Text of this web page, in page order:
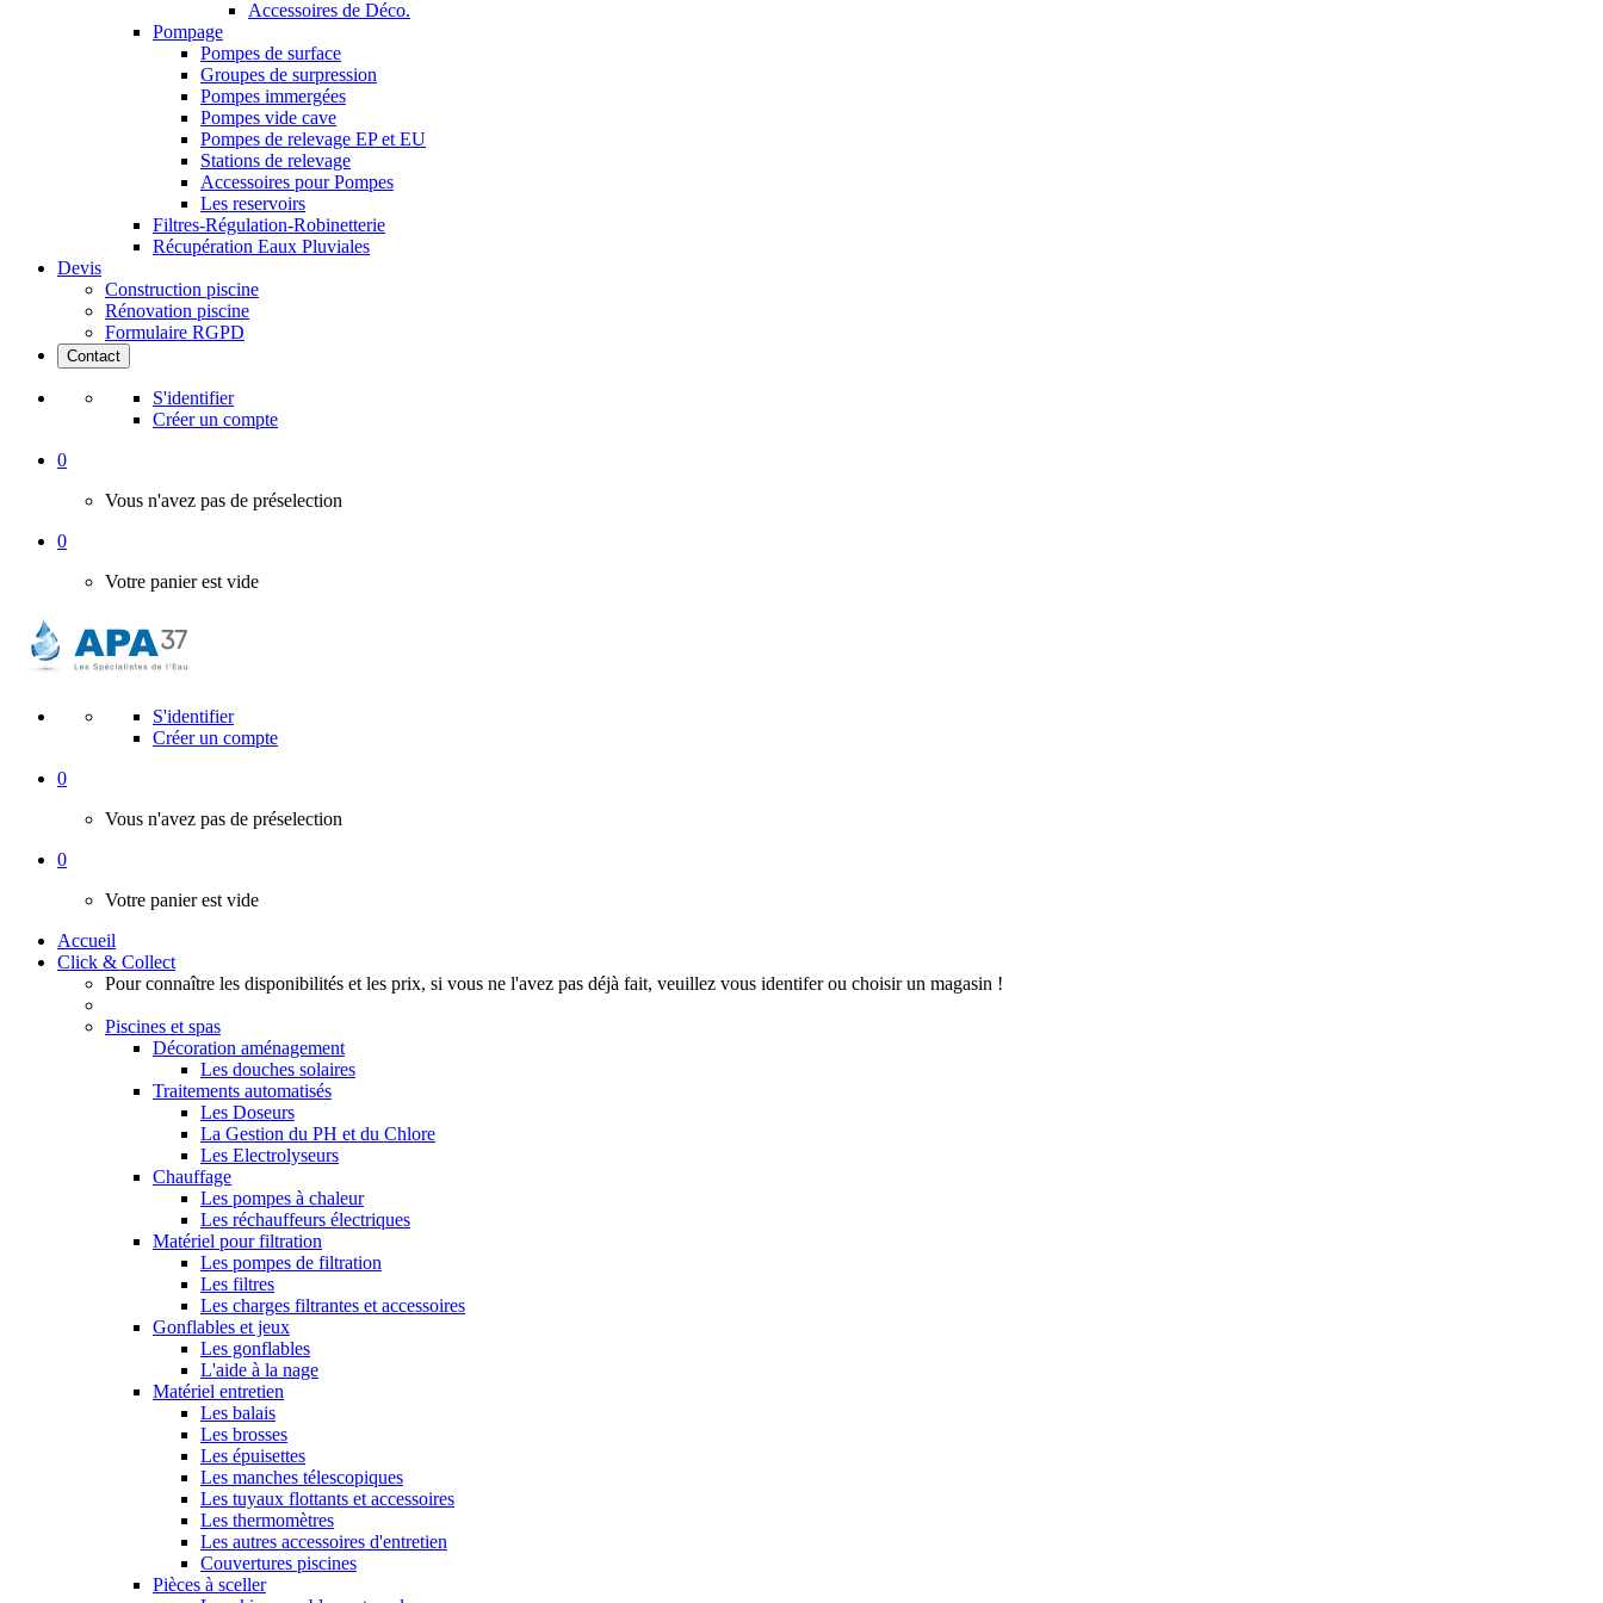
Accessoires de Déco.
Pompage
Pompes de surface
Groupes de surpression
Pompes immergées
Pompes vide cave
Pompes de relevage EP et EU
Stations de relevage
Accessoires pour Pompes
Les reservoirs
Filtres-Régulation-Robinetterie
Récupération Eaux Pluviales
Devis
Construction piscine
Rénovation piscine
Formulaire RGPD
Contact
S'identifier
Créer un compte
0
Vous n'avez pas de préselection
0
Votre panier est vide
S'identifier
Créer un compte
0
Vous n'avez pas de préselection
0
Votre panier est vide
Accueil
Click & Collect
Pour connaître les disponibilités et les prix, si vous ne l'avez pas déjà fait, veuillez vous identifer ou choisir un magasin !
Piscines et spas
Décoration aménagement
Les douches solaires
Traitements automatisés
Les Doseurs
La Gestion du PH et du Chlore
Les Electrolyseurs
Chauffage
Les pompes à chaleur
Les réchauffeurs électriques
Matériel pour filtration
Les pompes de filtration
Les filtres
Les charges filtrantes et accessoires
Gonflables et jeux
Les gonflables
L'aide à la nage
Matériel entretien
Les balais
Les brosses
Les épuisettes
Les manches télescopiques
Les tuyaux flottants et accessoires
Les thermomètres
Les autres accessoires d'entretien
Couvertures piscines
Pièces à sceller